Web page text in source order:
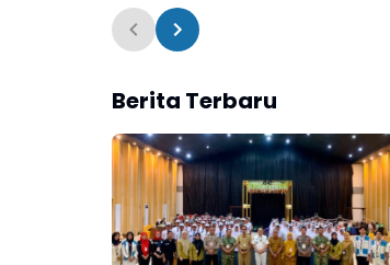
Berita Terbaru